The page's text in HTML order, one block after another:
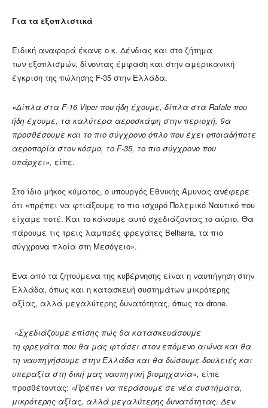
Για τα εξοπλιστικά
Ειδική αναφορά έκανε ο κ. Δένδιας και στο ζήτημα
των εξοπλισμών, δίνοντας έμφαση και στην αμερικανική
έγκριση της πώλησης F-35 στην Ελλάδα.
«Δίπλα στα F-16 Viper που ήδη έχουμε, δίπλα στα Rafale που
ήδη έχουμε, τα καλύτερα αεροσκάφη στην περιοχή, θα
προσθέσουμε και το πιο σύγχρονο όπλο που έχει οποιαδήποτε
αεροπορία στον κόσμο, το F-35, το πιο σύγχρονο που
υπάρχει», είπε.
Στο ίδιο μήκος κύματος, ο υπουργός Εθνικής Άμυνας ανέφερε
ότι «πρέπει να φτιάξουμε το πιο ισχυρό Πολεμικό Ναυτικό που
είχαμε ποτέ. Και το κάνουμε αυτό σχεδιάζοντας το αύριο. Θα
πάρουμε τις τρεις λαμπρές φρεγάτες Belharra, τα πιο
σύγχρονα πλοία στη Μεσόγειο».
Ένα από τα ζητούμενα της κυβέρνησης είναι η ναυπήγηση στην
Ελλάδα, όπως και η κατασκευή συστημάτων μικρότερης
αξίας, αλλά μεγαλύτερης δυνατότητας, όπως τα drone.
«Σχεδιάζουμε επίσης πώς θα κατασκευάσουμε
τη φρεγάτα που θα μας φτάσει στον επόμενο αιώνα και θα
τη ναυπηγήσουμε στην Ελλάδα και θα δώσουμε δουλειές και
υπεραξία στη δική μας ναυπηγική βιομηχανία», είπε
προσθέτοντας: «Πρέπει να περάσουμε σε νέα συστήματα,
μικρότερης αξίας, αλλά μεγαλύτερης δυνατότητας. Δεν